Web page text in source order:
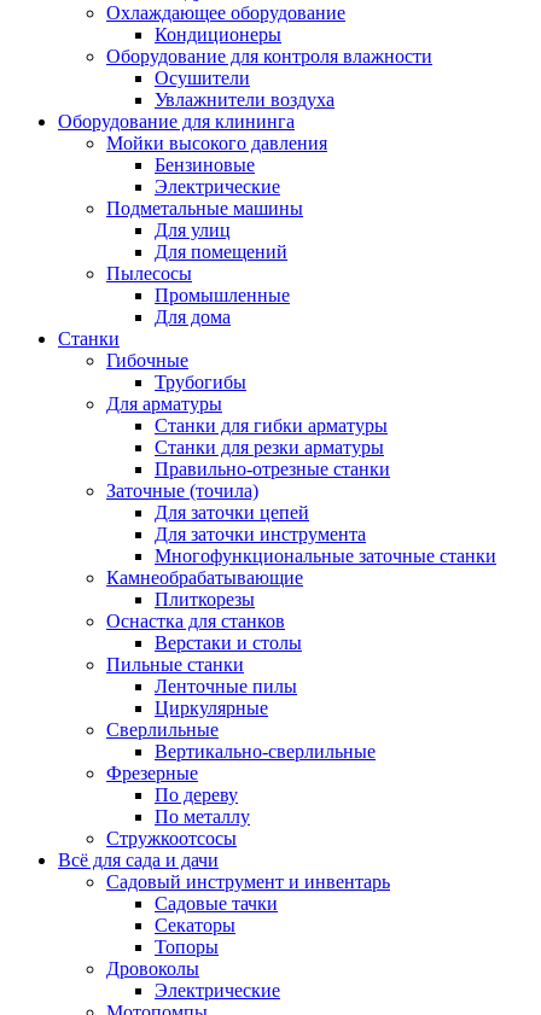
Охлаждающее оборудование
Кондиционеры
Оборудование для контроля влажности
Осушители
Увлажнители воздуха
Оборудование для клининга
Мойки высокого давления
Бензиновые
Электрические
Подметальные машины
Для улиц
Для помещений
Пылесосы
Промышленные
Для дома
Станки
Гибочные
Трубогибы
Для арматуры
Станки для гибки арматуры
Станки для резки арматуры
Правильно-отрезные станки
Заточные (точила)
Для заточки цепей
Для заточки инструмента
Многофункциональные заточные станки
Камнеобрабатывающие
Плиткорезы
Оснастка для станков
Верстаки и столы
Пильные станки
Ленточные пилы
Циркулярные
Сверлильные
Вертикально-сверлильные
Фрезерные
По дереву
По металлу
Стружкоотсосы
Всё для сада и дачи
Садовый инструмент и инвентарь
Садовые тачки
Секаторы
Топоры
Дровоколы
Электрические